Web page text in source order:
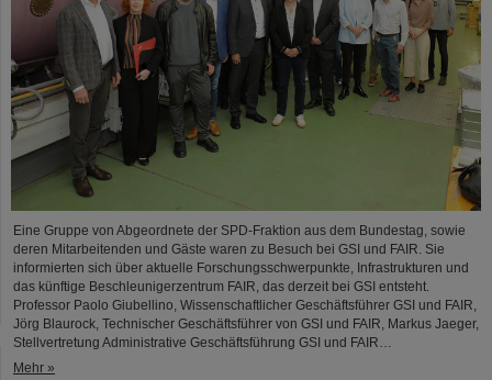
Eine Gruppe von Abgeordnete der SPD-Fraktion aus dem Bundestag, sowie
deren Mitarbeitenden und Gäste waren zu Besuch bei GSI und FAIR. Sie
informierten sich über aktuelle Forschungsschwerpunkte, Infrastrukturen und
das künftige Beschleunigerzentrum FAIR, das derzeit bei GSI entsteht.
Professor Paolo Giubellino, Wissenschaftlicher Geschäftsführer GSI und FAIR,
Jörg Blaurock, Technischer Geschäftsführer von GSI und FAIR, Markus Jaeger,
Stellvertretung Administrative Geschäftsführung GSI und FAIR…
Mehr »